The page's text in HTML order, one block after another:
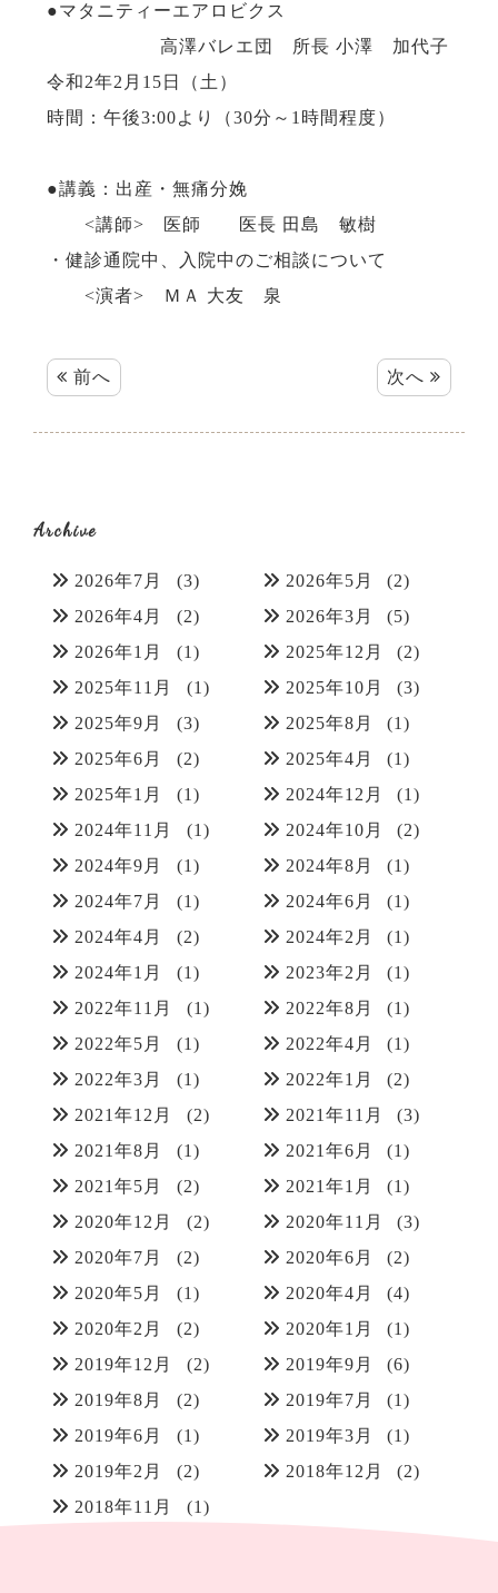
●マタニティーエアロビクス
高澤バレエ団 所長 小澤 加代子
令和2年2月15日（土）
時間：午後3:00より（30分～1時間程度）
●講義：出産・無痛分娩
<講師> 医師 医長 田島 敏樹
・健診通院中、入院中のご相談について
<演者> ＭＡ 大友 泉
前へ 次へ
Archive
2026年7月 (3) 2026年5月
(2)
2026年4月
(2) 2026年3月
(5)
2026年1月
(1) 2025年12月
(2)
2025年11月
(1) 2025年10月
(3)
2025年9月
(3) 2025年8月
(1)
2025年6月
(2) 2025年4月
(1)
2025年1月
(1) 2024年12月
(1)
2024年11月
(1) 2024年10月
(2)
2024年9月
(1) 2024年8月
(1)
2024年7月
(1) 2024年6月
(1)
2024年4月
(2) 2024年2月
(1)
2024年1月
(1) 2023年2月
(1)
2022年11月
(1) 2022年8月
(1)
2022年5月
(1) 2022年4月
(1)
2022年3月
(1) 2022年1月
(2)
2021年12月
(2) 2021年11月
(3)
2021年8月
(1) 2021年6月
(1)
2021年5月
(2) 2021年1月
(1)
2020年12月
(2) 2020年11月
(3)
2020年7月
(2) 2020年6月
(2)
2020年5月
(1) 2020年4月
(4)
2020年2月
(2) 2020年1月
(1)
2019年12月
(2) 2019年9月
(6)
2019年8月
(2) 2019年7月
(1)
2019年6月
(1) 2019年3月
(1)
2019年2月
(2) 2018年12月
(2)
2018年11月
(1)